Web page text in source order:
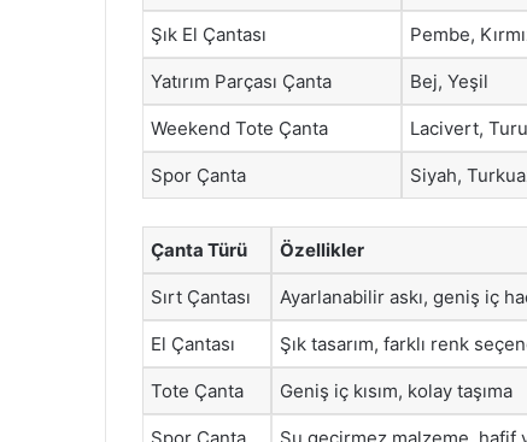
Şık El Çantası Pembe,
Yatırım Parçası Çanta Bej, Yeşil
Weekend Tote Çanta Lacivert,
Spor Çanta Siyah,
Çanta Türü Özellikler
Sırt Çantası Ayarlanabilir askı, geniş iç
El Çantası Şık tasarım, farklı renk
Tote Çanta Geniş iç kısım, kolay taşıma
Spor Çanta Su geçirmez malzeme, hafif